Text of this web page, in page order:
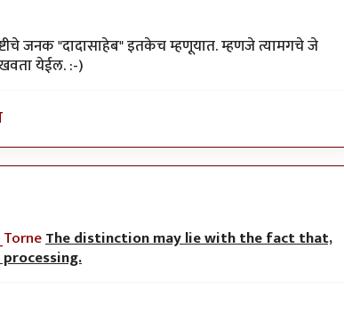
जनक "दादासाहेब" इतकेच म्हणूयात. म्हणजे त्यामगचे जे
येईल. :-)
The distinction may lie with the fact that,